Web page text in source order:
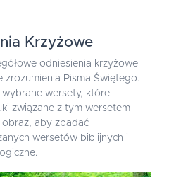
Krzyżowe
odniesienia krzyżowe
zrozumienia Pisma Świętego.
wybrane wersety, które
związane z tym wersetem
obraz, aby zbadać
wersetów biblijnych i